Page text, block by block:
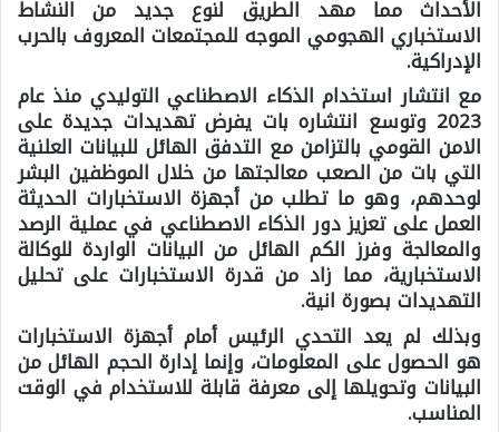
الأحداث مما مهد الطريق لنوع جديد من النشاط
الاستخباري الهجومي الموجه للمجتمعات المعروف بالحرب
الإدراكية.
مع انتشار استخدام الذكاء الاصطناعي التوليدي منذ عام
2023 وتوسع انتشاره بات يفرض تهديدات جديدة على
الامن القومي بالتزامن مع التدفق الهائل للبيانات العلنية
التي بات من الصعب معالجتها من خلال الموظفين البشر
لوحدهم، وهو ما تطلب من أجهزة الاستخبارات الحديثة
العمل على تعزيز دور الذكاء الاصطناعي في عملية الرصد
والمعالجة وفرز الكم الهائل من البيانات الواردة للوكالة
الاستخبارية، مما زاد من قدرة الاستخبارات على تحليل
التهديدات بصورة انية.
وبذلك لم يعد التحدي الرئيس أمام أجهزة الاستخبارات
هو الحصول على المعلومات، وإنما إدارة الحجم الهائل من
البيانات وتحويلها إلى معرفة قابلة للاستخدام في الوقت
المناسب.